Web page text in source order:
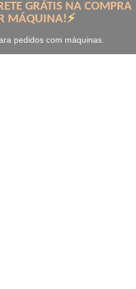
GRÁTIS NA COMPRA
MÁQUINA!⚡
pedidos com máquinas.